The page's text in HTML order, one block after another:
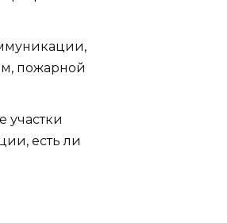
пожарной
участки
есть ли